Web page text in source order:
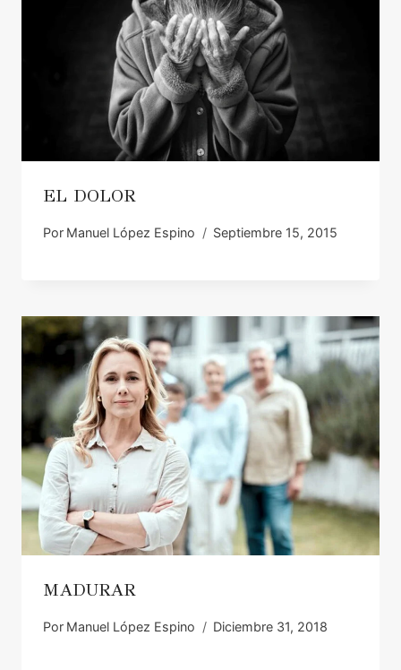
EL DOLOR
Por Manuel López Espino Septiembre 15, 2015
MADURAR
Por Manuel López Espino Diciembre 31, 2018